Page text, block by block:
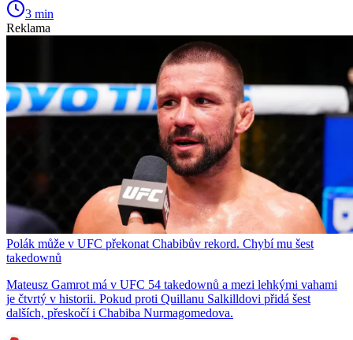
3 min
Reklama
Polák může v UFC překonat Chabibův rekord. Chybí mu šest
takedownů
Mateusz Gamrot má v UFC 54 takedownů a mezi lehkými vahami
je čtvrtý v historii. Pokud proti Quillanu Salkilldovi přidá šest
dalších, přeskočí i Chabiba Nurmagomedova.